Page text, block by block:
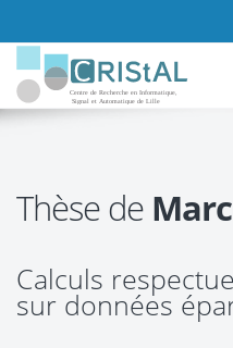
Thèse de
Calculs
sur données